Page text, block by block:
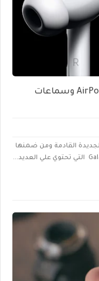
مقارنة شاملة بين سماعات ابل AirPods Pro وسماعات
القادمة ومن ضمنها